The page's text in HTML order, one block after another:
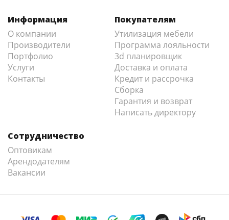
Информация
О компании
Производители
Портфолио
Услуги
Контакты
Покупателям
Утилизация мебели
Программа лояльности
3d планировщик
Доставка и оплата
Кредит и рассрочка
Сборка
Гарантия и возврат
Написать директору
Сотрудничество
Оптовикам
Арендодателям
Вакансии